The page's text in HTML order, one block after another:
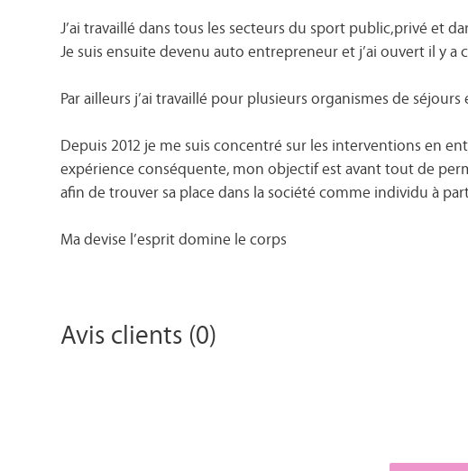
J’ai travaillé dans tous les secteurs du sport public,privé et
Je suis ensuite devenu auto entrepreneur et j’ai ouvert il y a
Par ailleurs j’ai travaillé pour plusieurs organismes de
Depuis 2012 je me suis concentré sur les interventions en
expérience conséquente, mon objectif est avant tout de
afin de trouver sa place dans la société comme individu à
Ma devise l’esprit domine le corps
Avis clients (0)